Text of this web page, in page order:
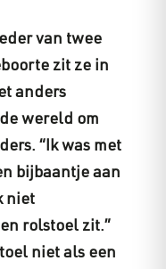
van twee
zit ze in
anders
wereld om
“Ik was met
bijbaantje aan
niet
rolstoel zit.”
niet als een